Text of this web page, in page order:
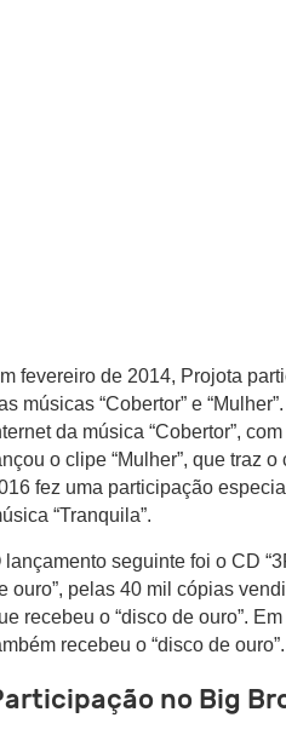
fevereiro de 2014, Projota
músicas “Cobertor” e
da música “Cobertor”,
o clipe “Mulher”, que traz
fez uma participação
“Tranquila”.
lançamento seguinte foi o CD
ouro”, pelas 40 mil cópias
recebeu o “disco de ouro”.
recebeu o “disco de ouro”.
no Big